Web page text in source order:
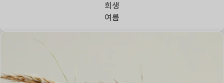
희생
여름